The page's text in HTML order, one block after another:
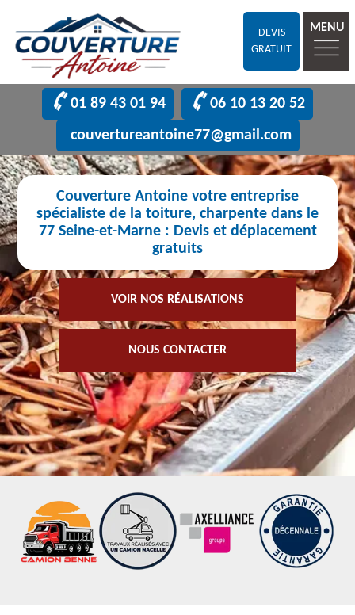
DEVIS
GRATUIT
MENU
01 89 43 01 94
06 10 13 20 52
couvertureantoine77@gmail.com
Couverture Antoine votre entreprise
spécialiste de la toiture, charpente dans le
77 Seine-et-Marne : Devis et déplacement
gratuits
VOIR NOS RÉALISATIONS
NOUS CONTACTER